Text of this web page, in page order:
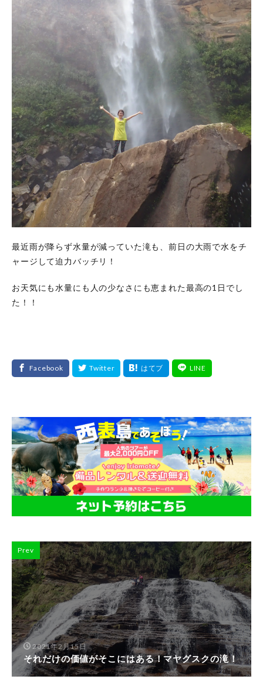
最近雨が降らず水量が減っていた滝も、前日の大雨で水をチ
ャージして迫力バッチリ！
お天気にも水量にも人の少なさにも恵まれた最高の1日でし
た！！
Prev
2021年2月15日
それだけの価値がそこにはある！マヤグスクの滝！